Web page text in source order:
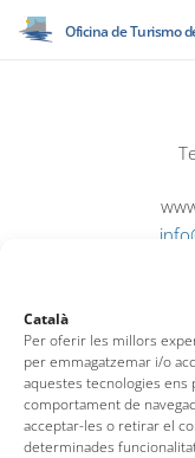
Català
Per oferir les millors
per emmagatzemar i/o
aquestes tecnologies ens
comportament de
acceptar-les o retirar el
determinades
Oficina de Turismo